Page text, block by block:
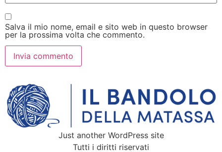
Salva il mio nome, email e sito web in questo browser
per la prossima volta che commento.
Just another WordPress site
Tutti i diritti riservati